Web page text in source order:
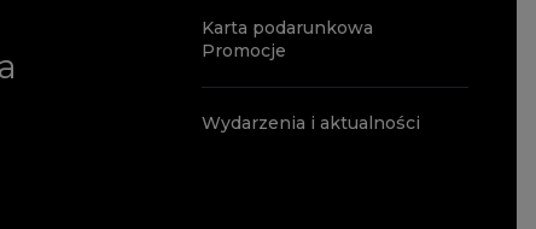
Karta podarunkowa
Promocje
Wydarzenia i aktualności